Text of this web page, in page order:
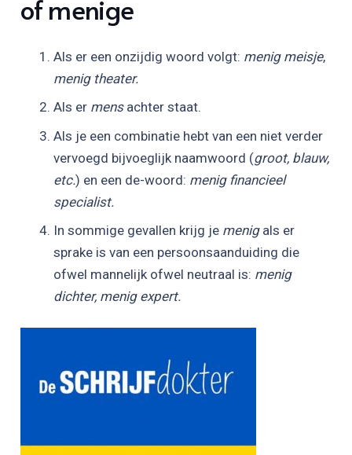
of menige
Als er een onzijdig woord volgt: menig meisje,
menig theater.
Als er mensachter staat.
Als je een combinatie hebt van een niet verder
vervoegd bijvoeglijk naamwoord (groot, blauw,
etc.) en een de-woord: menig financieel
specialist.
In sommige gevallen krijg je menigals er
sprake is van een persoonsaanduiding die
ofwel mannelijk ofwel neutraal is: menig
dichter, menig expert.